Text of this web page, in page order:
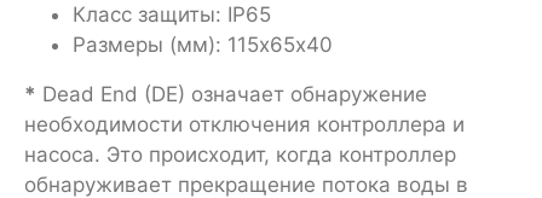
Класс защиты: IP65
Размеры (мм): 115х65х40
* Dead End (DE) означает обнаружение
необходимости отключения контроллера и
насоса. Это происходит, когда контроллер
обнаруживает прекращение потока воды в